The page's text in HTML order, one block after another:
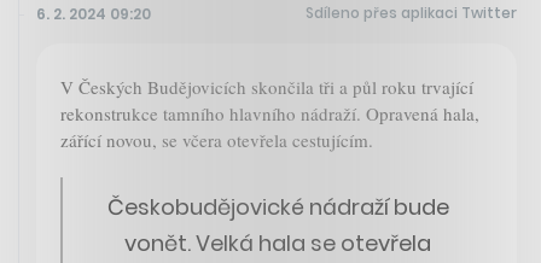
6. 2. 2024 09:20 Sdíleno přes aplikaci Twitter
V Českých Budějovicích skončila tři a půl roku trvající
rekonstrukce tamního hlavního nádraží. Opravená hala,
zářící novou, se včera otevřela cestujícím.
Českobudějovické nádraží bude
vonět. Velká hala se otevřela